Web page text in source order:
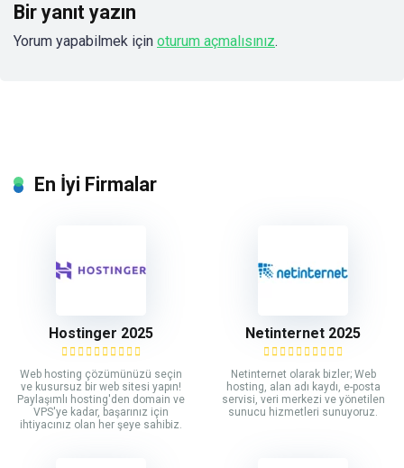
Bir yanıt yazın
Yorum yapabilmek için oturum açmalısınız.
En İyi Firmalar
Hostinger 2025
Web hosting çözümünüzü seçin
ve kusursuz bir web sitesi yapın!
Paylaşımlı hosting'den domain ve
VPS'ye kadar, başarınız için
ihtiyacınız olan her şeye sahibiz.
Netinternet 2025
Netinternet olarak bizler; Web
hosting, alan adı kaydı, e-posta
servisi, veri merkezi ve yönetilen
sunucu hizmetleri sunuyoruz.